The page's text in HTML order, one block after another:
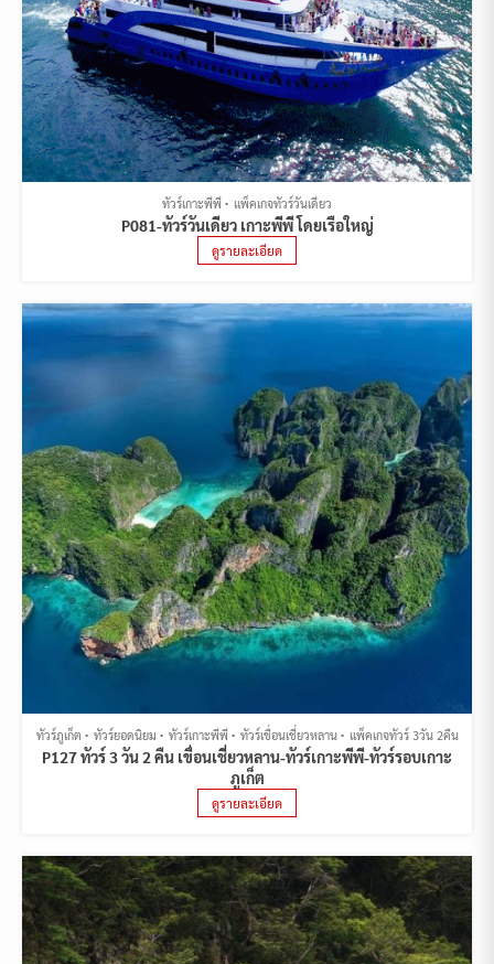
ทัวร์เกาะพีพี แพ็คเกจทัวร์วันเดียว
P081-ทัวร์วันเดียว เกาะพีพี โดยเรือใหญ่
ดูรายละเอียด
ทัวร์ภูเก็ต ทัวร์ยอดนิยม ทัวร์เกาะพีพี ทัวร์เขื่อนเชี่ยวหลาน แพ็คเกจทัวร์ 3วัน 2คืน
P127 ทัวร์ 3 วัน 2 คืน เขื่อนเชี่ยวหลาน-ทัวร์เกาะพีพี-ทัวร์รอบเกาะ
ภูเก็ต
ดูรายละเอียด